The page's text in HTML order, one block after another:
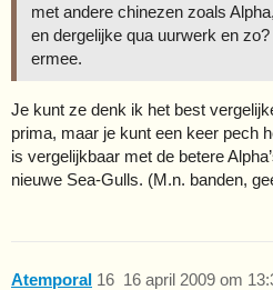
met andere chinezen zoals
en dergelijke qua uurwerk en
ermee.
Je kunt ze denk ik het best
prima, maar je kunt een keer pech
is vergelijkbaar met de betere
nieuwe Sea-Gulls. (M.n. banden,
Atemporal 16 april 2009 om
16